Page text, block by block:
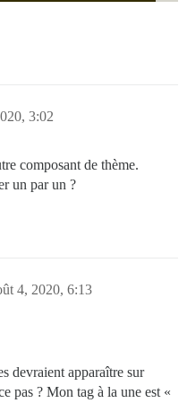
3:02
composant de thème.
un par un ?
4, 2020, 6:13
devraient apparaître sur
pas ? Mon tag à la une est «